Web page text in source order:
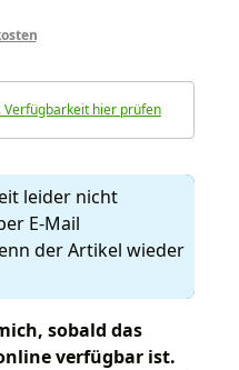
Verfügbarkeit hier prüfen
leider nicht
E-Mail
der Artikel wieder
sobald das
verfügbar ist.